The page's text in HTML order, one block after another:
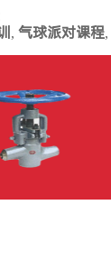
, 气球派对课程,